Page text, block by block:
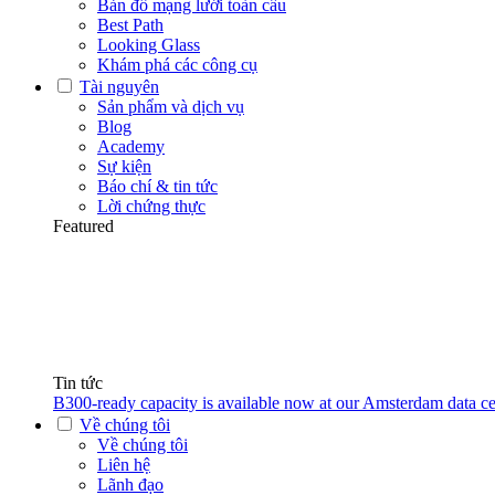
Bản đồ mạng lưới toàn cầu
Best Path
Looking Glass
Khám phá các công cụ
Tài nguyên
Sản phẩm và dịch vụ
Blog
Academy
Sự kiện
Báo chí & tin tức
Lời chứng thực
Featured
Tin tức
B300-ready capacity is available now at our Amsterdam data
Về chúng tôi
Về chúng tôi
Liên hệ
Lãnh đạo